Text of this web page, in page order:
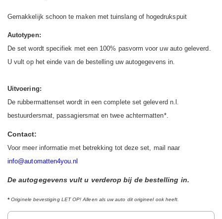
Gemakkelijk schoon te maken met tuinslang of hogedrukspuit
Autotypen:
De set wordt specifiek met een 100% pasvorm voor uw auto geleverd.
U vult op het einde van de bestelling uw autogegevens in.
Uitvoering:
De rubbermattenset wordt in een complete set geleverd n.l.
bestuurdersmat, passagiersmat en twee achtermatten*.
Contact:
Voor meer informatie met betrekking tot deze set, mail naar
info@automatten4you.nl
De autogegevens vult u verderop bij de bestelling in.
* Originele bevestiging LET OP! Alleen als uw auto dit origineel ook heeft.